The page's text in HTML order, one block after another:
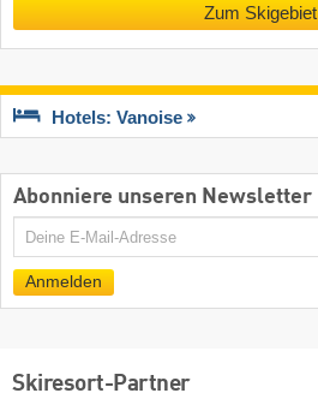
Zum Skigebiet
Hotels: Vanoise
Abonniere unseren Newsletter
E-
Anmelden
Skiresort-Partner